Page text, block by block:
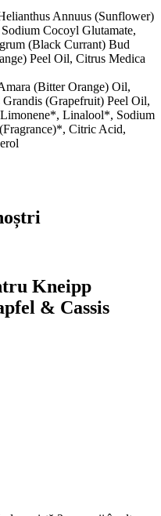
Annuus (Sunflower)
Cocoyl Glutamate,
(Black Currant) Bud
Peel Oil, Citrus Medica
(Bitter Orange) Oil,
(Grapefruit) Peel Oil,
Linalool*, Sodium
Citric Acid,
Kneipp
& Cassis